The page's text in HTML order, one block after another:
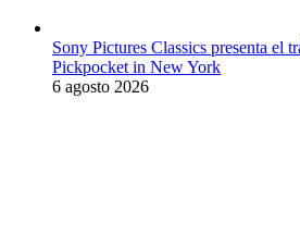
Sony Pictures Classics presenta el
Pickpocket in New York
6 agosto 2026